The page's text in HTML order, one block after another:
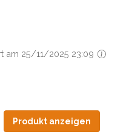
am 25/11/2025 23:09
Produkt anzeigen